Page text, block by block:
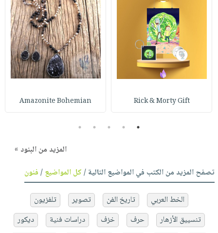
Rick & Morty Gift
Amazonite Bohemian
1
2
3
4
5
المزيد من البنود »
تصفح المزيد من الكتب في المواضيع التالية /كل المواضيع/فنون
الخط العربي تاريخ الفن تصوير
تلفزيون
تنسييق الأزهار
حرف خزف دراسات فنية
ديكور